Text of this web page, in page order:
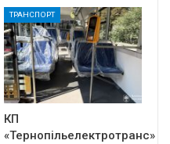
ТРАНСПОРТ
КП
«Тернопільелектротранс»